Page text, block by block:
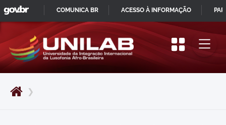
Pular
para
início
do
principal
❯
IR
PARA
CONTEÚDO
GOVBR
COMUNICA BR ACESSO À INFORMAÇÃO